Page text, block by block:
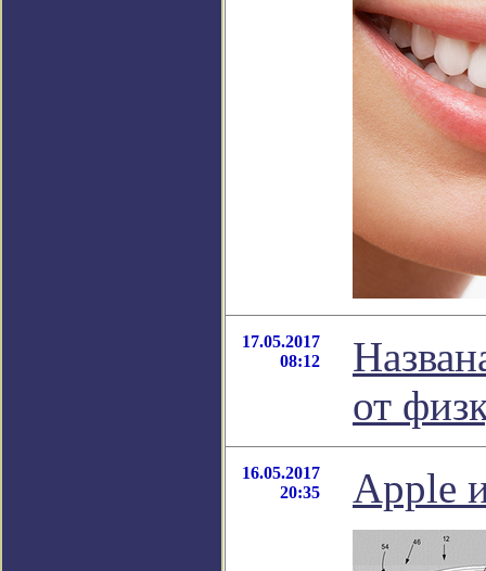
17.05.2017
08:12
от
16.05.2017
20:35
Apple